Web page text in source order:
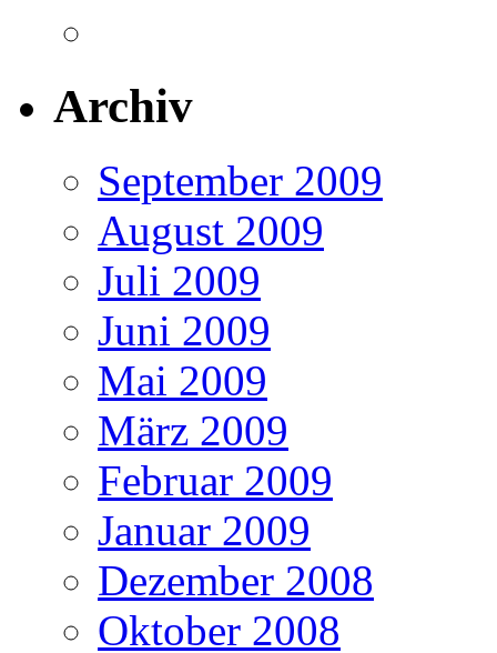
Archiv
September 2009
August 2009
Juli 2009
Juni 2009
Mai 2009
März 2009
Februar 2009
Januar 2009
Dezember 2008
Oktober 2008